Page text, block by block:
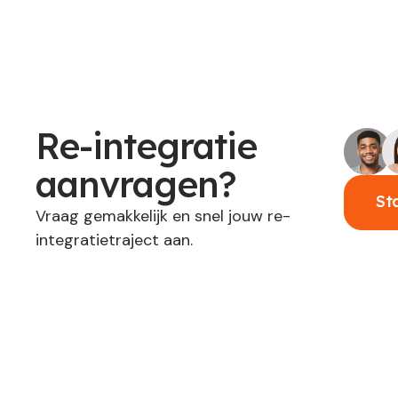
Re-integratie
aanvragen?
Vraag gemakkelijk en snel jouw re-
integratietraject aan.